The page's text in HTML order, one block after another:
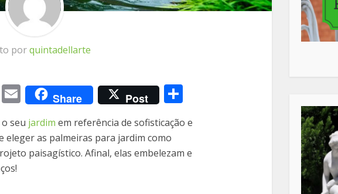
porquintadellarte
EmailShare Post
seu jardim em referência de sofisticação e
eleger as palmeiras para jardim como
paisagístico. Afinal, elas embelezam e